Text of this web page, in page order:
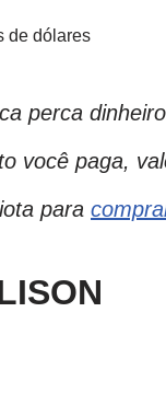
de dólares
perca
você paga,
para